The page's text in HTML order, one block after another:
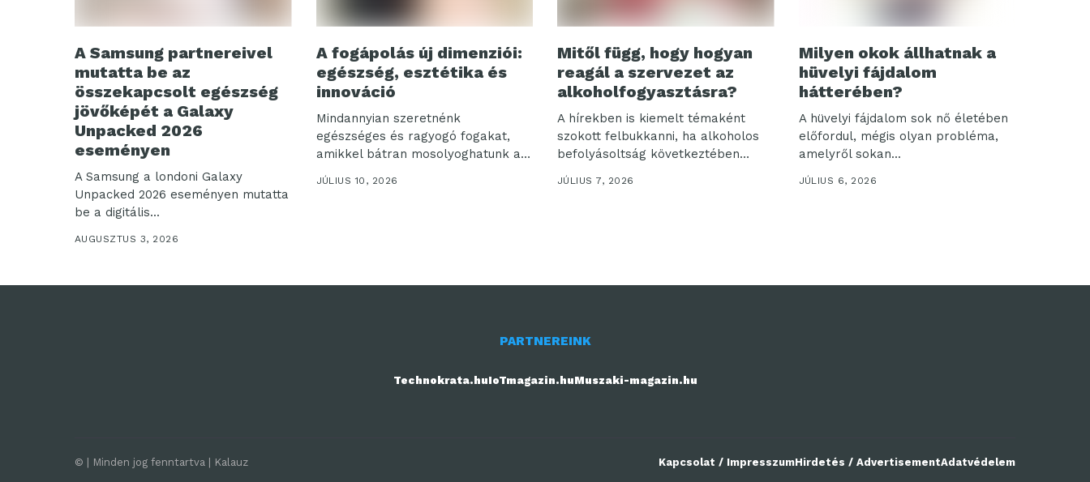
A Samsung partnereivel
mutatta be az
összekapcsolt egészség
jövőképét a Galaxy
Unpacked 2026
eseményen
A Samsung a londoni Galaxy
Unpacked 2026 eseményen mutatta
be a digitális...
AUGUSZTUS 3, 2026
A fogápolás új dimenziói:
egészség, esztétika és
innováció
Mindannyian szeretnénk
egészséges és ragyogó fogakat,
amikkel bátran mosolyoghatunk a
világra. Az...
JÚLIUS 10, 2026
Mitől függ, hogy hogyan
reagál a szervezet az
alkoholfogyasztásra?
A hírekben is kiemelt témaként
szokott felbukkanni, ha alkoholos
befolyásoltság következtében
történik...
JÚLIUS 7, 2026
Milyen okok állhatnak a
hüvelyi fájdalom
hátterében?
A hüvelyi fájdalom sok nő életében
előfordul, mégis olyan probléma,
amelyről sokan...
JÚLIUS 6, 2026
PARTNEREINK
Technokrata.huIoTmagazin.huMuszaki-magazin.hu
© | Minden jog fenntartva | Kalauz Kapcsolat / ImpresszumHirdetés / AdvertisementAdatvédelem